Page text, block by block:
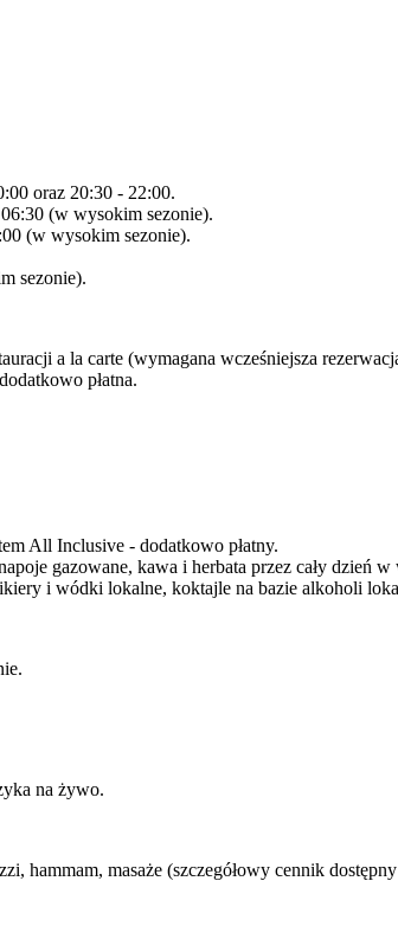
oraz 20:30 - 22:00.
(w wysokim sezonie).
(w wysokim sezonie).
sezonie).
a la carte (wymagana wcześniejsza
płatna.
All Inclusive - dodatkowo płatny.
gazowane, kawa i herbata przez cały dzień
i wódki lokalne, koktajle na bazie alkoholi
na żywo.
hammam, masaże (szczegółowy cennik